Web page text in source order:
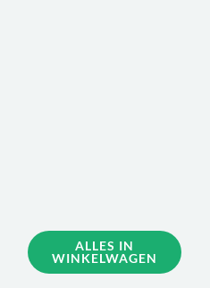
ALLES IN
WINKELWAGEN